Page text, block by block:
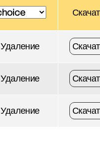
Удаление
Удаление
Удаление